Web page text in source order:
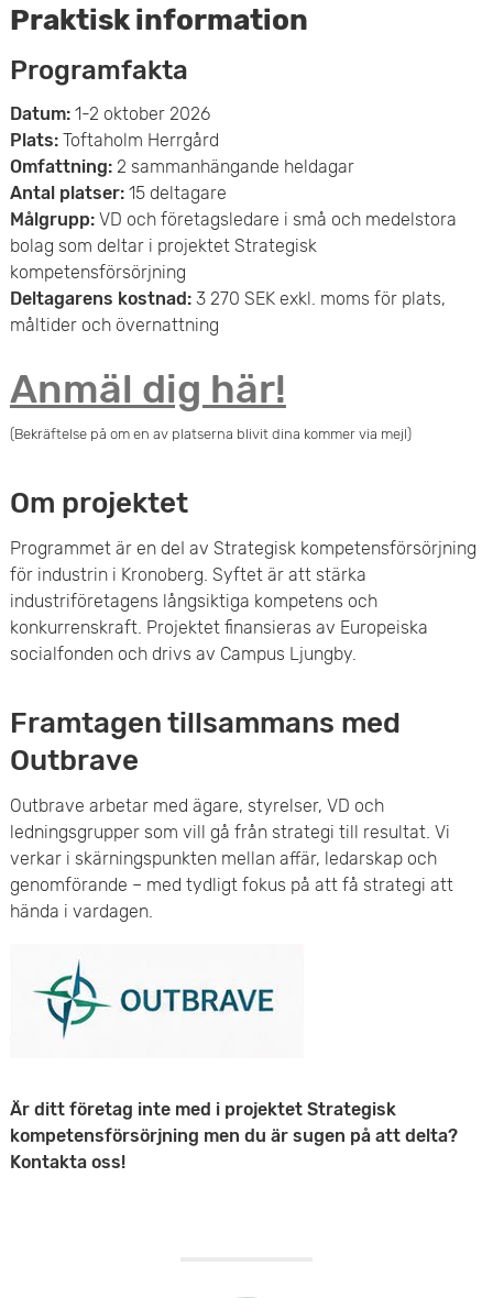
Praktisk information
Programfakta
Datum:1-2 oktober 2026
Plats:Toftaholm Herrgård
Omfattning: 2 sammanhängande heldagar
Antal platser: 15 deltagare
Målgrupp: VD och företagsledare i små och medelstora
bolag som deltar i projektet Strategisk
kompetensförsörjning
Deltagarens kostnad:3 270 SEK exkl. moms för plats,
måltider och övernattning
Anmäl dig här!
(Bekräftelse på om en av platserna blivit dina kommer via mejl)
Om projektet
Programmet är en deI av Strategisk kompetensförsörjning
för industrin i Kronoberg. Syftet är att stärka
industriföretagens långsiktiga kompetens och
konkurrenskraft. Projektet finansieras av Europeiska
socialfonden och drivs av Campus Ljungby.
Framtagen tillsammans med
Outbrave
Outbrave arbetar med ägare, styrelser, VD och
ledningsgrupper som vill gå från strategi till resultat. Vi
verkar i skärningspunkten mellan affär, ledarskap och
genomförande – med tydligt fokus på att få strategi att
hända i vardagen.
Är ditt företag inte med i projektet Strategisk
kompetensförsörjning men du är sugen på att delta?
Kontakta oss!